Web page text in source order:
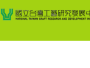
跳到主要內容
網站導覽